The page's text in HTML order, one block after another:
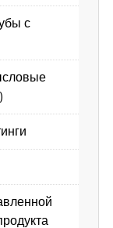
с